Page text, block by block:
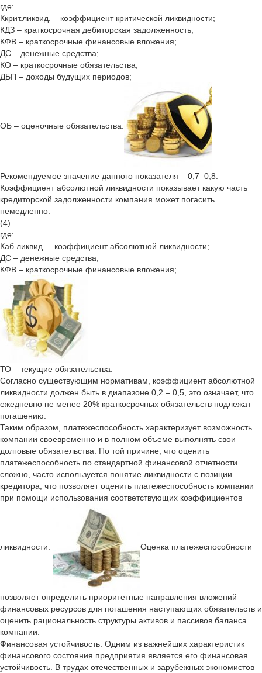
где:
Ккрит.ликвид. – коэффициент критической ликвидности;
КДЗ – краткосрочная дебиторская задолженность;
КФВ – краткосрочные финансовые вложения;
ДС – денежные средства;
КО – краткосрочные обязательства;
ДБП – доходы будущих периодов;
ОБ – оценочные обязательства.
Рекомендуемое значение данного показателя – 0,7–0,8.
Коэффициент абсолютной ликвидности показывает какую часть
кредиторской задолженности компания может погасить
немедленно.
(4)
где:
Каб.ликвид. – коэффициент абсолютной ликвидности;
ДС – денежные средства;
КФВ – краткосрочные финансовые вложения;
ТО – текущие обязательства.
Согласно существующим нормативам, коэффициент абсолютной
ликвидности должен быть в диапазоне 0,2 – 0,5, это означает, что
ежедневно не менее 20% краткосрочных обязательств подлежат
погашению.
Таким образом, платежеспособность характеризует возможность
компании своевременно и в полном объеме выполнять свои
долговые обязательства. По той причине, что оценить
платежеспособность по стандартной финансовой отчетности
сложно, часто используется понятие ликвидности с позиции
кредитора, что позволяет оценить платежеспособность компании
при помощи использования соответствующих коэффициентов
ликвидности. Оценка платежеспособности
позволяет определить приоритетные направления вложений
финансовых ресурсов для погашения наступающих обязательств и
оценить рациональность структуры активов и пассивов баланса
компании.
Финансовая устойчивость. Одним из важнейших характеристик
финансового состояния предприятия является его финансовая
устойчивость. В трудах отечественных и зарубежных экономистов